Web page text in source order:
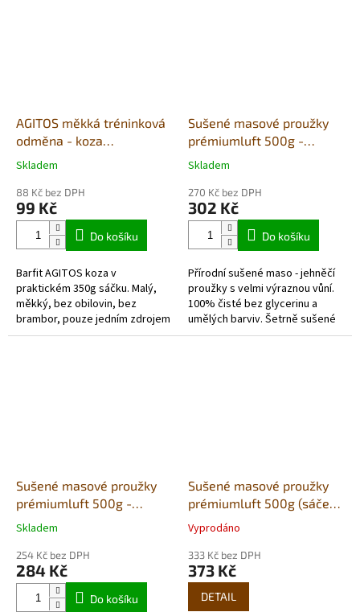
AGITOS měkká tréninková
odměna - koza
monoprotein 350g
Průměrné
produktu
je
hvězdiček.
Skladem
88 Kč bez DPH
99 Kč
Do košíku
Barfit AGITOS koza v
praktickém 350g sáčku. Malý,
měkký, bez obilovin, bez
brambor, pouze jedním zdrojem
živočišných bílkovin a vyrobený
Sušené masové proužky
prémiumluft 500g -
(sáček) jehně
Průměrné
produktu
je
hvězdiček.
Skladem
270 Kč bez DPH
302 Kč
Do košíku
Přírodní sušené maso - jehněčí
proužky s velmi výraznou vůní.
100% čisté bez glycerinu a
umělých barviv. Šetrně sušené
vzduchem v potravinářské
Sušené masové proužky
prémiumluft 500g -
(sáček) moř.ryba
Průměrné
produktu
je
Skladem
254 Kč bez DPH
284 Kč
Do košíku
Sušené masové proužky
prémiumluft 500g (sáček)
- klokan
Průměrné
produktu
je
Vyprodáno
333 Kč bez DPH
373 Kč
DETAIL